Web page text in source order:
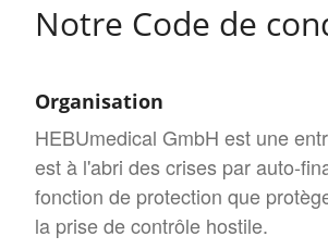
Notre Code de
Organisation
HEBUmedical GmbH est une
est à l'abri des crises par auto-
fonction de protection que
la prise de contrôle hostile.